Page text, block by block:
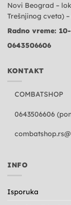
Novi Beograd –
Trešnjinog cveta) –
Radno vreme:
0643506606
KONTAKT
COMBATSHOP
0643506606
INFO
Isporuka